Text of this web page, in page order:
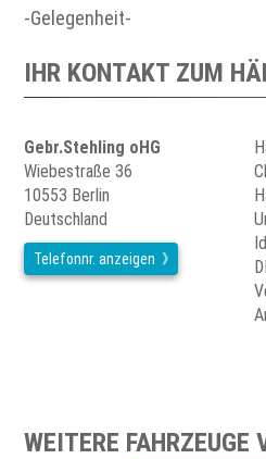
-Gelegenheit-
IHR KONTAKT ZUM
Gebr.Stehling oHG
Wiebestraße 36
10553 Berlin
Deutschland
Telefonnr. anzeigen
WEITERE FAHRZEUGE